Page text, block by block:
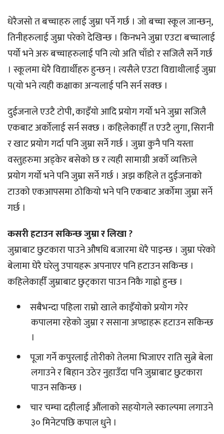
धेरैजसो त बच्चाहरु लाई जुम्रा पर्ने गर्छ । जो बच्चा स्कूल जान्छन्,
तिनीहरुलाई जुम्रा परेको देखिन्छ । किनभने जुम्रा एउटा बच्चालाई
पर्यो भने अरु बच्चाहरुलाई पनि त्यो अति चाँडो र सजिलै सर्ने गर्छ
। स्कूलमा धेरै विद्यार्थीहरु हुन्छन् । त्यसैले एउटा विद्याथीलाई जुम्रा
प(यो भने त्यही कक्षाका अन्यलाई पनि सर्न सक्छ ।
दुईजनाले एउटै टोपी, काइँयो आदि प्रयोग गर्यो भने जुम्रा सजिलै
एकबाट अर्कोलाई सर्न सक्छ । कहिलेकाहीँ त एउटै लुगा, सिरानी
र खाट प्रयोग गर्दा पनि जुम्रा सर्ने गर्छ । जुम्रा कुनै पनि यस्ता
वस्तुहरुमा अड्केर बसेको छ र त्यही सामाग्री अर्को व्यक्तिले
प्रयोग गर्यो भने पनि जुम्रा सर्ने गर्छ । अझ कहिले त दुईजनाको
टाउको एकआपसमा ठोकियो भने पनि एकबाट अर्कोमा जुम्रा सर्ने
गर्छ ।
कसरी हटाउन सकिन्छ जुम्रा र लिखा ?
जुम्राबाट छुटकारा पाउने औषधि बजारमा धेरै पाइन्छ । जुम्रा परेको
बेलामा घेरै घरेलु उपायहरू अपनाएर पनि हटाउन सकिन्छ ।
कहिलेकाहीँ जुम्राबाट छुट्कारा पाउन निकै गाह्रो हुन्छ ।
सबैभन्दा पहिला राम्रो खाले काइँयोको प्रयोग गरेर
कपालमा रहेको जुम्रा र ससाना अण्डाहरू हटाउन सकिन्छ
।
पूजा गर्ने कपुरलाई तोरीको तेलमा भिजाएर राति सुत्ने बेला
लगाउने र बिहान उठेर नुहाउँदा पनि जुम्राबाट छुटकारा
पाउन सकिन्छ ।
चार चम्चा दहीलाई औंलाको सहयोगले स्काल्पमा लगाउने
३० मिनेटपछि कपाल धुने ।